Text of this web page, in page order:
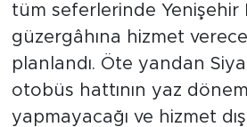
tüm seferlerinde Yenişehir
güzergâhına hizmet
planlandı. Öte yandan
otobüs hattının yaz
yapmayacağı ve hizmet